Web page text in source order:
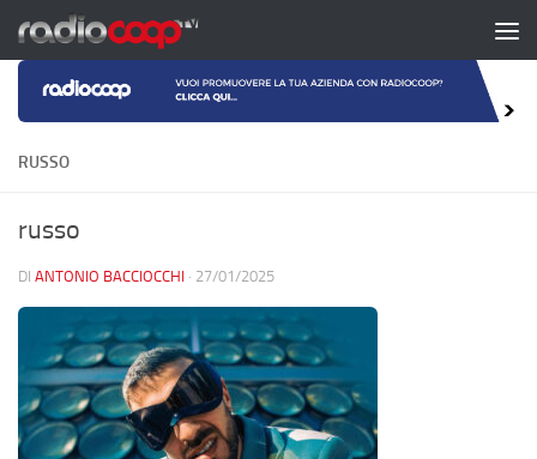
Salta al contenuto
RUSSO
russo
DI ANTONIO BACCIOCCHI · 27/01/2025